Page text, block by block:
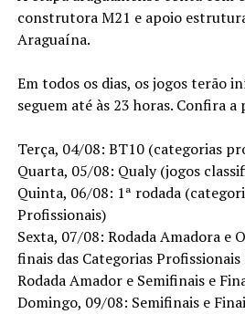
construtora M21 e apoio
Araguaína.
Em todos os dias, os jogos terão
seguem até às 23 horas. Confira
Terça, 04/08: BT10 (categorias
Quarta, 05/08: Qualy (jogos
Quinta, 06/08: 1ª rodada
Profissionais)
Sexta, 07/08: Rodada Amadora e
finais das Categorias Profissionais
Rodada Amador e Semifinais e
Domingo, 09/08: Semifinais e